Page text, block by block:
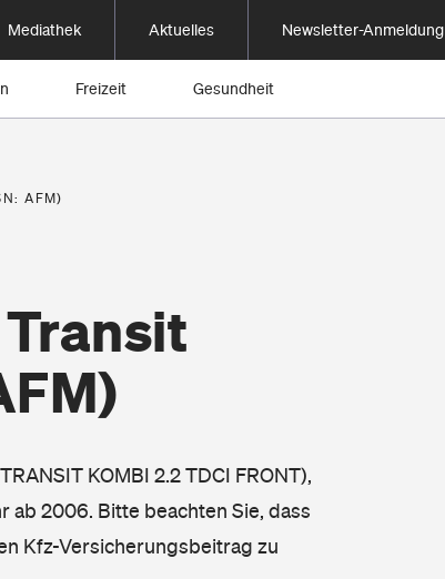
Mediathek Aktuelles Newsletter-Anmeldung
Freizeit Gesundheit
AFM)
KOMBI 2.2 TDCI FRONT),
ab 2006. Bitte beachten Sie, dass
Kfz-Versicherungsbeitrag zu